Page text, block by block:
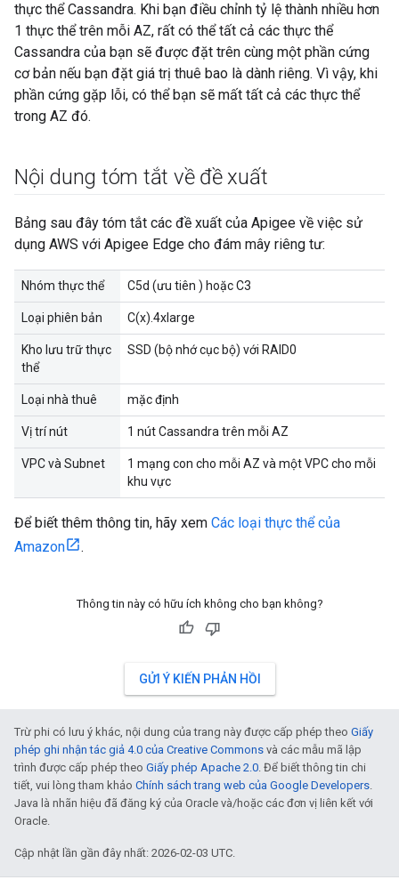
thực thể Cassandra. Khi bạn điều chỉnh tỷ lệ thành nhiều hơn
1 thực thể trên mỗi AZ, rất có thể tất cả các thực thể
Cassandra của bạn sẽ được đặt trên cùng một phần cứng
cơ bản nếu bạn đặt giá trị thuê bao là dành riêng. Vì vậy, khi
phần cứng gặp lỗi, có thể bạn sẽ mất tất cả các thực thể
trong AZ đó.
Nội dung tóm tắt về đề xuất
Bảng sau đây tóm tắt các đề xuất của Apigee về việc sử
dụng AWS với Apigee Edge cho đám mây riêng tư:
Nhóm thực thể C5d (ưu tiên ) hoặc C3
Loại phiên bản C(x).4xlarge
Kho lưu trữ thực
thể
SSD (bộ nhớ cục bộ) với RAID0
Loại nhà thuê mặc định
Vị trí nút 1 nút Cassandra trên mỗi AZ
VPC và Subnet
1 mạng con cho mỗi AZ và một VPC cho mỗi
khu vực
Để biết thêm thông tin, hãy xem Các loại thực thể của
Amazon
.
Thông tin này có hữu ích không cho bạn không?
GỬI Ý KIẾN PHẢN HỒI
Trừ phi có lưu ý khác, nội dung của trang này được cấp phép theo Giấy
phép ghi nhận tác giả 4.0 của Creative Commons và các mẫu mã lập
trình được cấp phép theo Giấy phép Apache 2.0. Để biết thông tin chi
tiết, vui lòng tham khảo Chính sách trang web của Google Developers.
Java là nhãn hiệu đã đăng ký của Oracle và/hoặc các đơn vị liên kết với
Oracle.
Cập nhật lần gần đây nhất: 2026-02-03 UTC.